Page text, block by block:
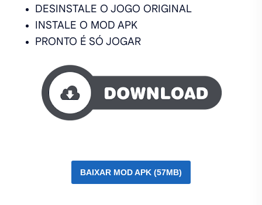
DESINSTALE O JOGO ORIGINAL
INSTALE O MOD APK
PRONTO É SÓ JOGAR
BAIXAR MOD APK (57MB)